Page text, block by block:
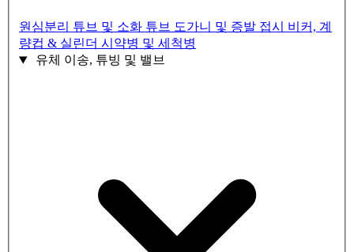
원심분리 튜브 및 소화 튜브 도가니 및 증발 접시 비커, 계
량컵 & 실린더 시약병 및 세척병
유체 이송, 튜빙 및 밸브